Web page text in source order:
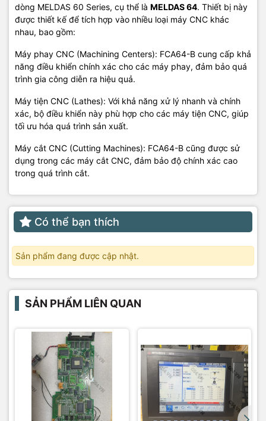
dòng MELDAS 60 Series, cụ thể là MELDAS 64. Thiết bị này
được thiết kế để tích hợp vào nhiều loại máy CNC khác
nhau, bao gồm:
Máy phay CNC (Machining Centers): FCA64-B cung cấp khả
năng điều khiển chính xác cho các máy phay, đảm bảo quá
trình gia công diễn ra hiệu quả.
Máy tiện CNC (Lathes): Với khả năng xử lý nhanh và chính
xác, bộ điều khiển này phù hợp cho các máy tiện CNC, giúp
tối ưu hóa quá trình sản xuất.
Máy cắt CNC (Cutting Machines): FCA64-B cũng được sử
dụng trong các máy cắt CNC, đảm bảo độ chính xác cao
trong quá trình cắt.
Có thể bạn thích
Sản phẩm đang được cập nhật.
SẢN PHẨM LIÊN QUAN